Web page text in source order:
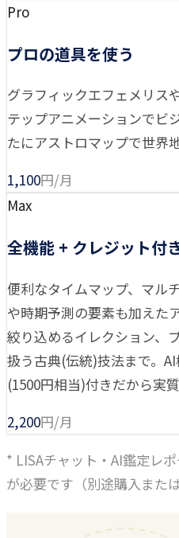
Pro
プロの道具を使う
グラフィックエフェメリス
テップアニメーションでビ
たにアストロマップで世界
1,100円/月
Max
全機能 + クレジット付
便利なタイムマップ、マル
や時期予測の要素も加えた
絞り込めるイレクション、
扱う古典(伝統)技法まで。
(1500円相当)付きだから実
2,200円/月
* LISAチャット・AI鑑定レ
が必要です（別途購入また